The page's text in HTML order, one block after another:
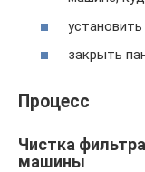
закрыть
Процесс
Чистка
машины